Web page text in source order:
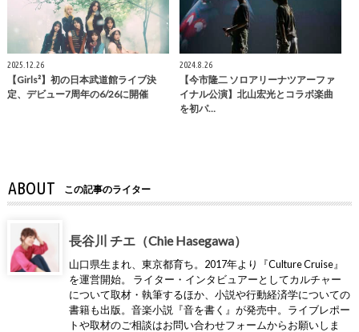
2025.12.26
【Girls²】初の日本武道館ライブ決
定、デビュー7周年の6/26に開催
2024.8.26
【今市隆二 ソロアリーナツアーファ
イナル公演】北山宏光とコラボ楽曲
を初パ…
ABOUT この記事のライター
長谷川 チエ（Chie Hasegawa）
山口県生まれ、東京都育ち。2017年より『Culture Cruise』
を運営開始。 ライター・インタビュアーとしてカルチャー
について取材・執筆するほか、小説や行動経済学についての
書籍も出版。音楽小説『音を書く』が発売中。ライブレポー
トや取材のご相談はお問い合わせフォームからお願いしま